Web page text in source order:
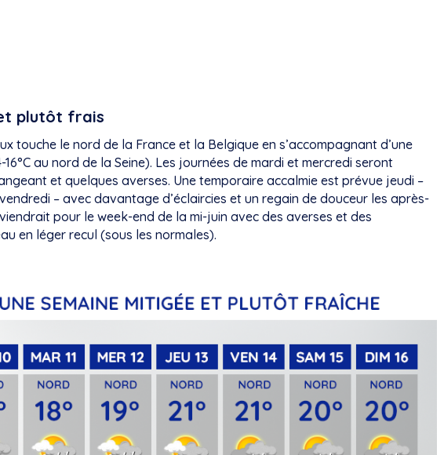
plutôt frais
touche le nord de la France et la Belgique en s’accompagnant d’une
au nord de la Seine). Les journées de mardi et mercredi seront
et quelques averses. Une temporaire accalmie est prévue jeudi –
– avec davantage d’éclaircies et un regain de douceur les après-
pour le week-end de la mi-juin avec des averses et des
en léger recul (sous les normales).